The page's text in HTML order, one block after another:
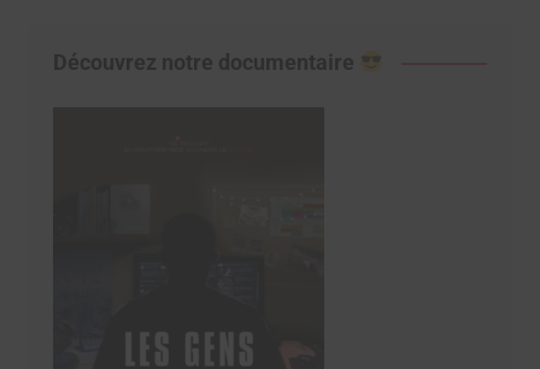
Découvrez notre documentaire